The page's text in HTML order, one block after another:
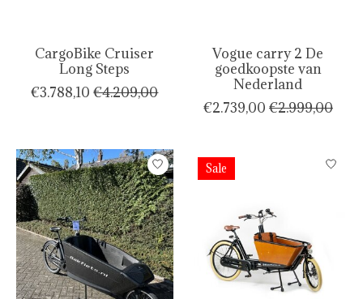
CargoBike Cruiser
Long Steps
€3.788,10 €4.209,00
Vogue carry 2 De
goedkoopste van
Nederland
€2.739,00 €2.999,00
Sale